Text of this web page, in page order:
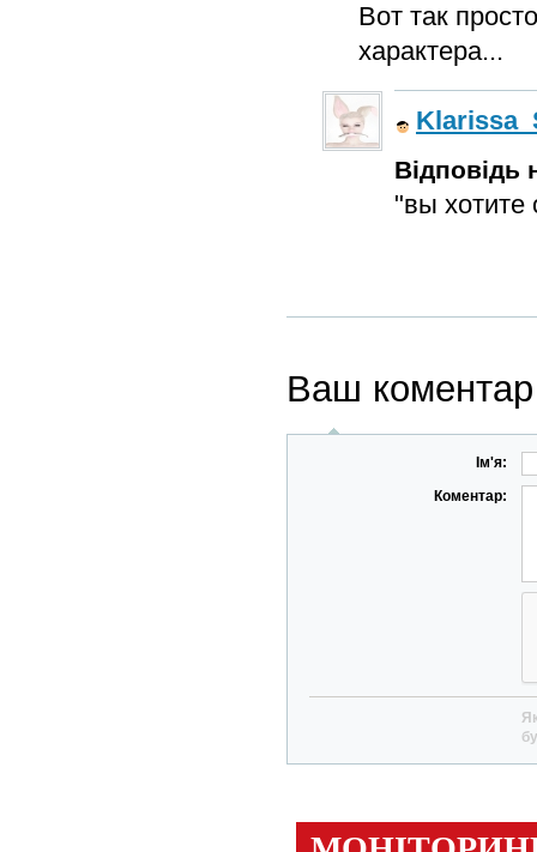
Вот так
характера...
Відповідь
"вы хотите
Ваш коментар
Ім'я:
Коментар: